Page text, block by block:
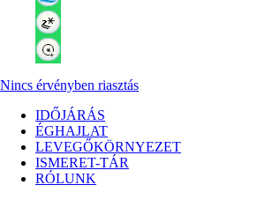
Nincs érvényben riasztás
IDŐJÁRÁS
ÉGHAJLAT
LEVEGŐKÖRNYEZET
ISMERET-TÁR
RÓLUNK